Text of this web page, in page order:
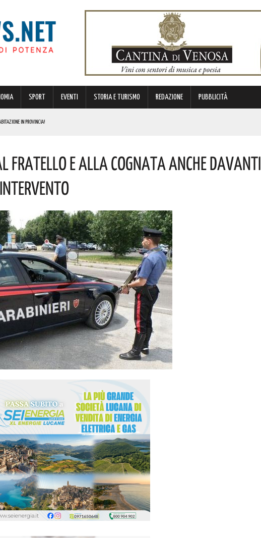
SPORT EVENTI STORIA E TURISMO REDAZIONE PUBBLICITÀ
IN PROVINCIA!
FIGLI: ECCO I REQUISITI
UN NUOVO STRUMENTO DI SOSTEGNO AGLI INVESTIMENTI. I DETTAGLI
Fratello E Alla Cognata Anche Davanti